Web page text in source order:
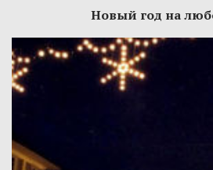
Новый год на